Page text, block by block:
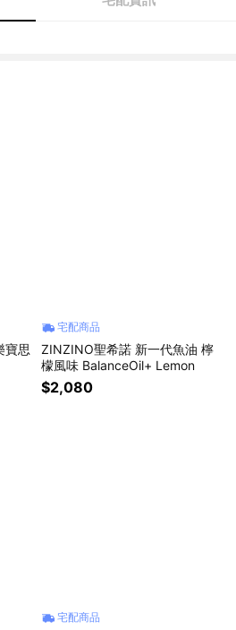
寶思
宅配商品
ZINZINO聖希諾 新一代魚油 檸
檬風味 BalanceOil+ Lemon
$2,080
宅配商品